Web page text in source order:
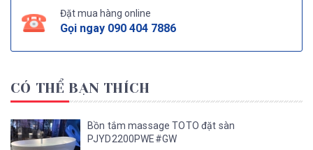
Đặt mua hàng online
Gọi ngay 090 404 7886
CÓ THỂ BẠN THÍCH
Bồn tắm massage TOTO đặt sàn
PJYD2200PWE#GW